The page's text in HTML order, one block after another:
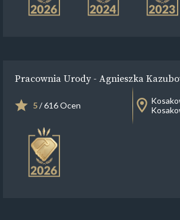
Pracownia Urody - Agnieszka
5/ 616 Ocen